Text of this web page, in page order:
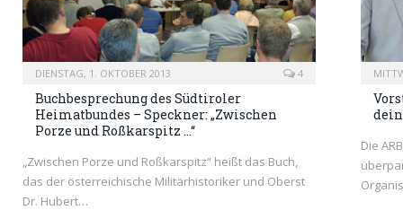
DIENSTAG, 1. OKTOBER 2013 4
Buchbesprechung des Südtiroler
Heimatbundes – Speckner: „Zwischen
Porze und Roßkarspitz …“
„Zwischen Porze und Roßkarspitz“ heißt das Buch,
das der österreichische Militärhistoriker und Oberst
Dr. Hubert…
Die